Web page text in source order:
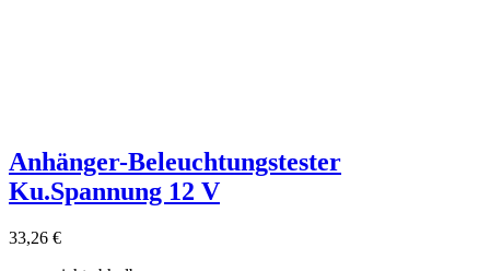
Anhänger-Beleuchtungstester
Ku.Spannung 12 V
33,26 €